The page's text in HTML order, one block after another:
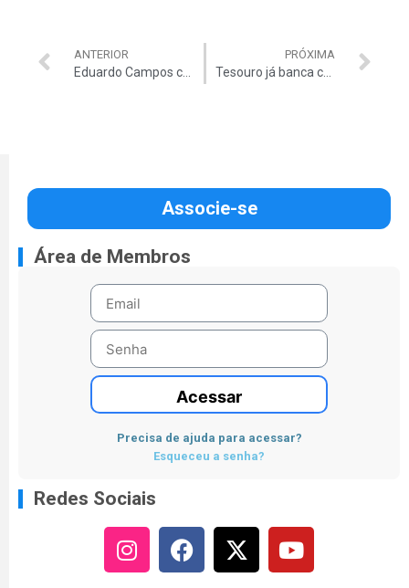
ANTERIOR PRÓXIMA
Tesouro já banca corte na conta de luz
Associe-se
Área de Membros
Acessar
Precisa de ajuda para acessar?
Esqueceu a senha?
Redes Sociais